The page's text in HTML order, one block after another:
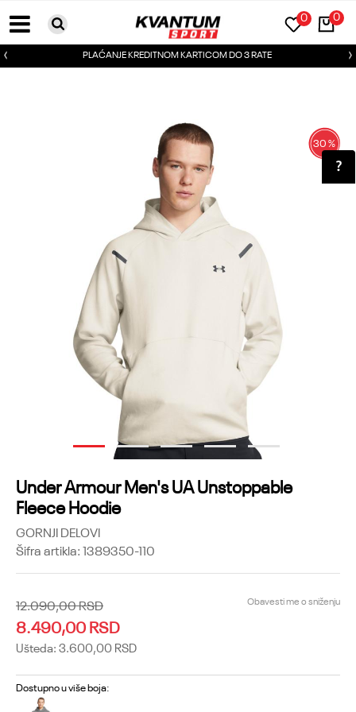
0
0
PLAĆANJE KREDITNOM KARTICOM DO 3 RATE
1 2 3 4 5
30%
Under Armour Men's UA Unstoppable
Fleece Hoodie
GORNJI DELOVI
Šifra artikla:1389350-110
12.090,00RSD
8.490,00RSD
Ušteda: 3.600,00 RSD
Obavesti me o sniženju
Dostupno u više boja: